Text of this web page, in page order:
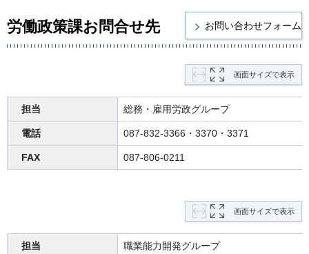
労働政策課お問合せ先
画面サイズで表示
担当 総務・雇用労政グループ
電話 087-832-3366・3370・3371
FAX 087-806-0211
画面サイズで表示
担当 職業能力開発グループ